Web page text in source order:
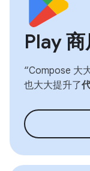
Play
“Compose 大
也大大提升了